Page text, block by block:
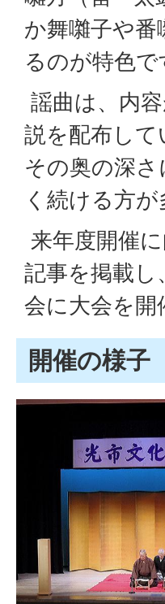
か舞囃子や
るのが特色で
謡曲は、内
説を配布し
その奥の深
く続ける方が
来年度開催
記事を掲載
会に大会を
開催の様子